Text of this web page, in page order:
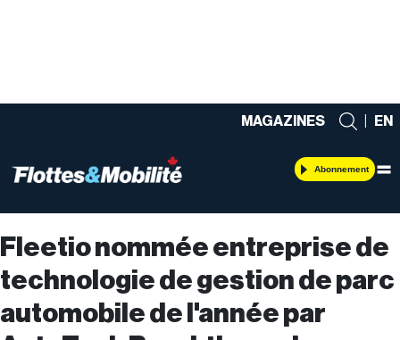
MAGAZINES EN
Abonnement
Fleetio nommée entreprise de
technologie de gestion de parc
automobile de l'année par